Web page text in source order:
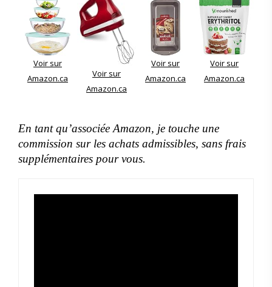
Voir sur
Amazon.ca
Voir sur
Amazon.ca
Voir sur
Amazon.ca
Voir sur
Amazon.ca
En tant qu’associée Amazon, je touche une
commission sur les achats admissibles, sans frais
supplémentaires pour vous.